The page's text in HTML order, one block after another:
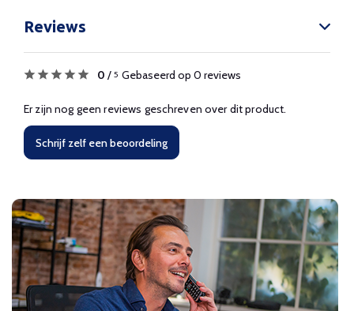
Reviews
0 / 5 Gebaseerd op 0 reviews
Er zijn nog geen reviews geschreven over dit product.
Schrijf zelf een beoordeling